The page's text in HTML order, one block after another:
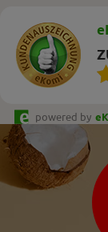
powered by
Lettre
d’information